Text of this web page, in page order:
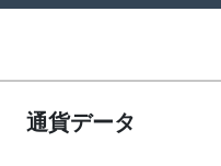
通貨データ